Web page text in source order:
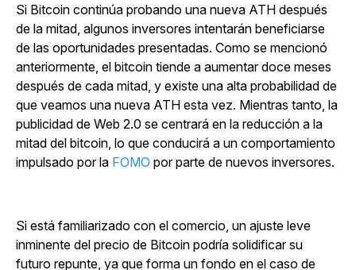
Si Bitcoin continúa probando una nueva ATH después
de la mitad, algunos inversores intentarán beneficiarse
de las oportunidades presentadas. Como se mencionó
anteriormente, el bitcoin tiende a aumentar doce meses
después de cada mitad, y existe una alta probabilidad de
que veamos una nueva ATH esta vez. Mientras tanto, la
publicidad de Web 2.0 se centrará en la reducción a la
mitad del bitcoin, lo que conducirá a un comportamiento
impulsado por la FOMO por parte de nuevos inversores.
Si está familiarizado con el comercio, un ajuste leve
inminente del precio de Bitcoin podría solidificar su
futuro repunte, ya que forma un fondo en el caso de